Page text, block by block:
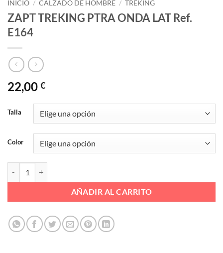
INICIO / CALZADO DE HOMBRE / TREKING
ZAPT TREKING PTRA ONDA LAT Ref.
E164
22,00 €
Talla
Color
AÑADIR AL CARRITO